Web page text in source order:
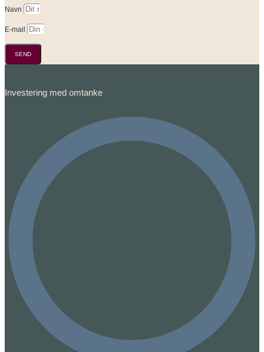
Navn
E-mail
SEND
Investering med omtanke